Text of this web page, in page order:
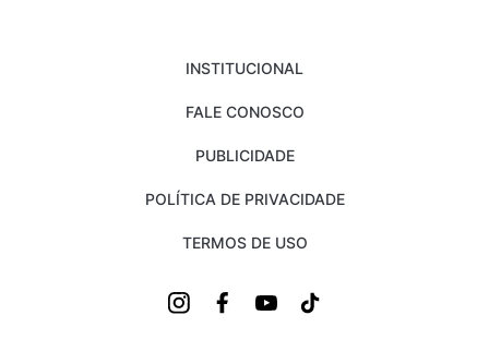
INSTITUCIONAL
FALE CONOSCO
PUBLICIDADE
POLÍTICA DE PRIVACIDADE
TERMOS DE USO